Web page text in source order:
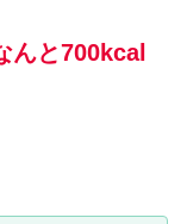
んと700kcal